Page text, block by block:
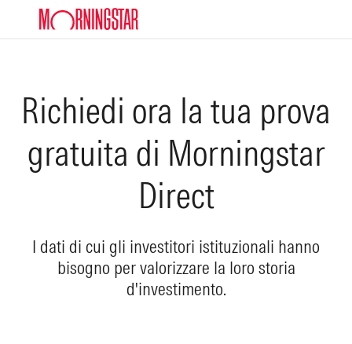
Skip to Content
Richiedi ora la tua prova
gratuita di Morningstar
Direct
I dati di cui gli investitori istituzionali hanno
bisogno per valorizzare la loro storia
d'investimento.